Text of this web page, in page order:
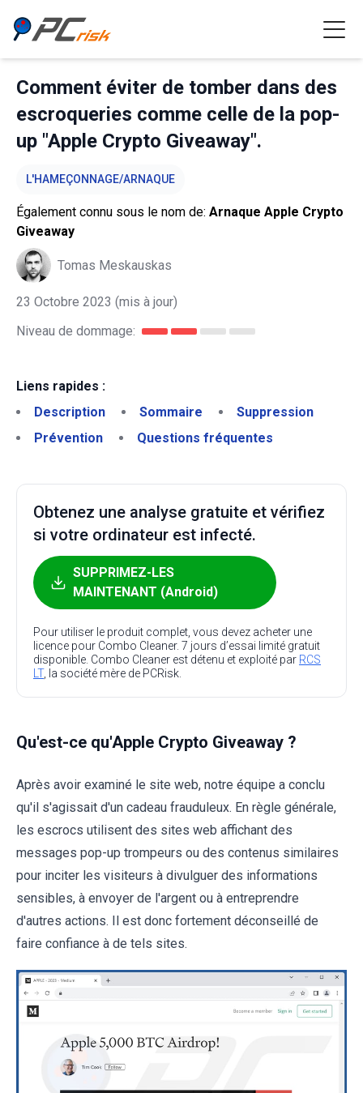
Comment éviter de tomber dans des
escroqueries comme celle de la pop-
up "Apple Crypto Giveaway".
L'HAMEÇONNAGE/ARNAQUE
Également connu sous le nom de: Arnaque Apple Crypto
Giveaway
Tomas Meskauskas
23 Octobre 2023 (mis à jour)
Niveau de dommage:
Liens rapides :
Description
Sommaire
Suppression
Prévention
Questions fréquentes
Obtenez une analyse gratuite et vérifiez
si votre ordinateur est infecté.
SUPPRIMEZ-LES
MAINTENANT (Android)
Pour utiliser le produit complet, vous devez acheter une
licence pour Combo Cleaner. 7 jours d’essai limité gratuit
disponible. Combo Cleaner est détenu et exploité par RCS
LT, la société mère de PCRisk.
Qu'est-ce qu'Apple Crypto Giveaway ?
Après avoir examiné le site web, notre équipe a conclu
qu'il s'agissait d'un cadeau frauduleux. En règle générale,
les escrocs utilisent des sites web affichant des
messages pop-up trompeurs ou des contenus similaires
pour inciter les visiteurs à divulguer des informations
sensibles, à envoyer de l'argent ou à entreprendre
d'autres actions. Il est donc fortement déconseillé de
faire confiance à de tels sites.